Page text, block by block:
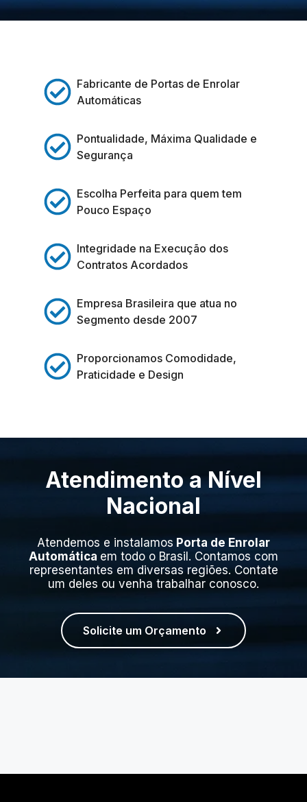
Fabricante de Portas de Enrolar
Automáticas
Pontualidade, Máxima Qualidade e
Segurança
Escolha Perfeita para quem tem
Pouco Espaço
Integridade na Execução dos
Contratos Acordados
Empresa Brasileira que atua no
Segmento desde 2007
Proporcionamos Comodidade,
Praticidade e Design
Atendimento a Nível
Nacional
Atendemos e instalamos Porta de Enrolar
Automática em todo o Brasil. Contamos com
representantes em diversas regiões. Contate
um deles ou venha trabalhar conosco.
Solicite um Orçamento